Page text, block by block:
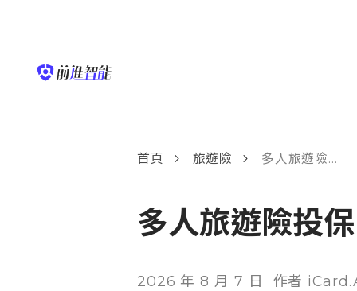
首頁 旅遊險 多人旅遊險投保，全家大小出國旅遊一次搞定！
多人旅遊險投
2026 年 8 月 7 日 作者